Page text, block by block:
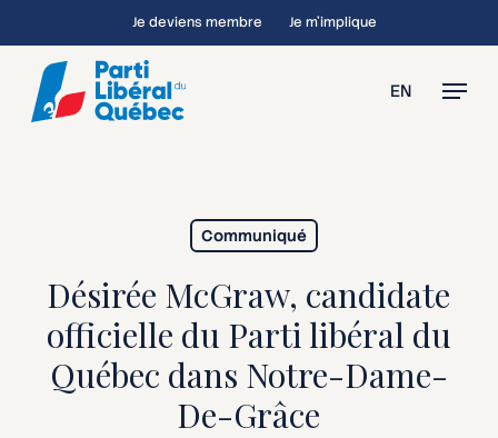
to
main
content
Je deviens membre Je m’implique
EN Menu
Communiqué
Désirée McGraw, candidate
officielle du Parti libéral du
Québec dans Notre-Dame-
De-Grâce